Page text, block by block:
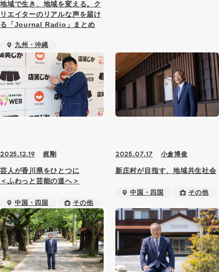
地域で生き、地域を変える。ク
リエイターのリアルな声を届け
る「Journal Radio」まとめ
九州・沖縄
全国各地
関東
その他
2025.12.19 梶剛
芸人が香川県をひとつに
＜ふわっと芸能の道へ＞
中国・四国 その他
2025.07.17 小倉博俊
新庄村が目指す、地域共生社会
中国・四国 その他